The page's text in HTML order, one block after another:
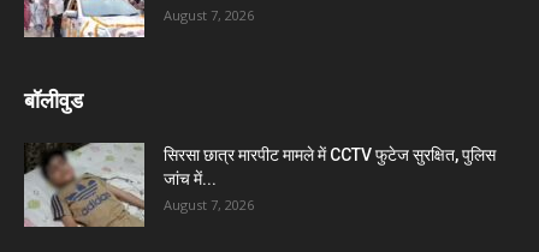
August 7, 2026
बॉलीवुड
सिरसा छात्र मारपीट मामले में CCTV फुटेज सुरक्षित, पुलिस
जांच में...
August 7, 2026